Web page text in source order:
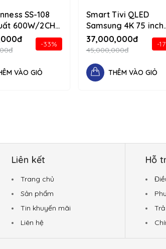
SS-108
600W/2CH
thanh chân
d-flex flex-
-33%
VÀO GIỎ
Smart Tivi QLED
Samsung 4K 75 inch
QA75Q80CAKXXV
d-flex flex-column
37,000,000đ
45,000,000đ
-
THÊM VÀO GIỎ
Liên kết
Trang chủ
Sản phẩm
Tin khuyến mãi
Liên hệ
Hỗ